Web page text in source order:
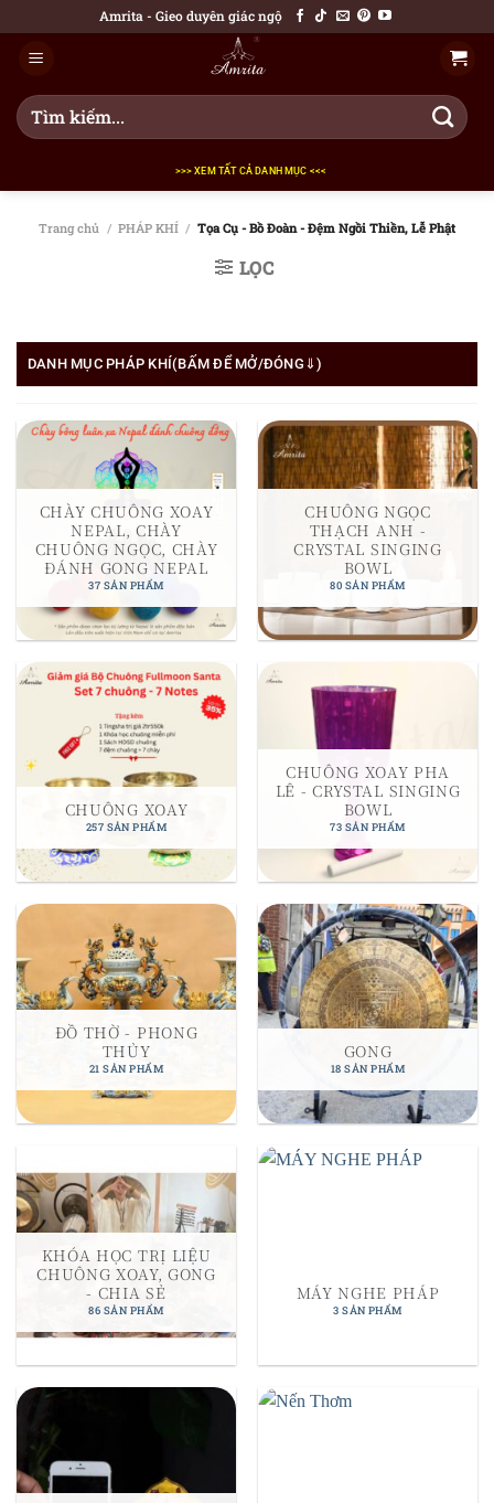
qua
dung
Amrita - Gieo duyên giác ngộ
Tìm
kiếm:
>>> XEM TẤT CẢ DANH MỤC <<<
Trang chủ / PHÁP KHÍ / Tọa Cụ - Bồ Đoàn - Đệm Ngồi Thiền, Lễ Phật
LỌC
DANH MỤC PHÁP KHÍ(BẤM ĐỂ MỞ/ĐÓNG⇓)
CHÀY CHUÔNG XOAY
NEPAL, CHÀY
CHUÔNG NGỌC, CHÀY
ĐÁNH GONG NEPAL
37 SẢN PHẨM
CHUÔNG NGỌC
THẠCH ANH -
CRYSTAL SINGING
BOWL
80 SẢN PHẨM
CHUÔNG XOAY
257 SẢN PHẨM
CHUÔNG XOAY PHA
LÊ - CRYSTAL SINGING
BOWL
73 SẢN PHẨM
ĐỒ THỜ - PHONG
THỦY
21 SẢN PHẨM
GONG
18 SẢN PHẨM
KHÓA HỌC TRỊ LIỆU
CHUÔNG XOAY, GONG
- CHIA SẺ
86 SẢN PHẨM
MÁY NGHE PHÁP
3 SẢN PHẨM